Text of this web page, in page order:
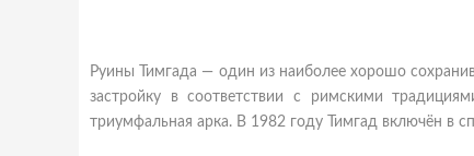
Руины Тимгада — один из наиболее хорошо
застройку в соответствии с римскими
триумфальная арка. В 1982 году Тимгад включён в